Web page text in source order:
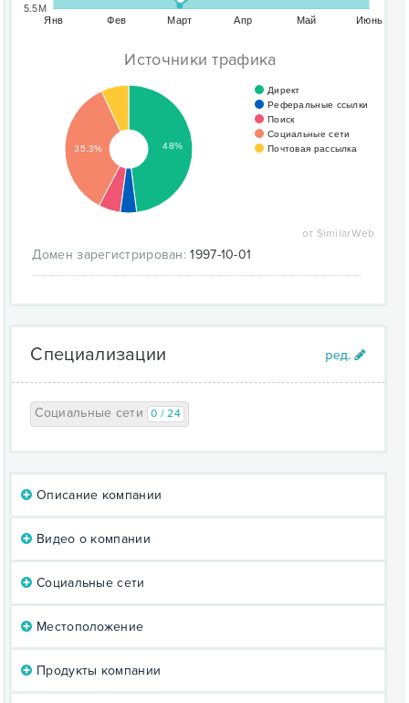
Янв Фев Март Апр Май Июнь
5.5M
Источники трафика
Директ
Реферальные ссылки
Поиск
Социальные сети
Почтовая рассылка
48%
35.3%
от SimilarWeb
Домен зарегистрирован: 1997-10-01
Специализации
Социальные сети 0 / 24
Описание компании
Видео о компании
Социальные сети
Местоположение
Продукты компании